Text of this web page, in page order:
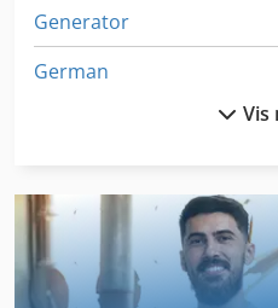
Generator
German
Hjuls Af Række
Hl
Vis